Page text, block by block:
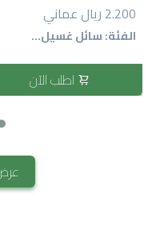
1.150 ريال عماني
الفئة: صابون سائ...
اطلب الآن